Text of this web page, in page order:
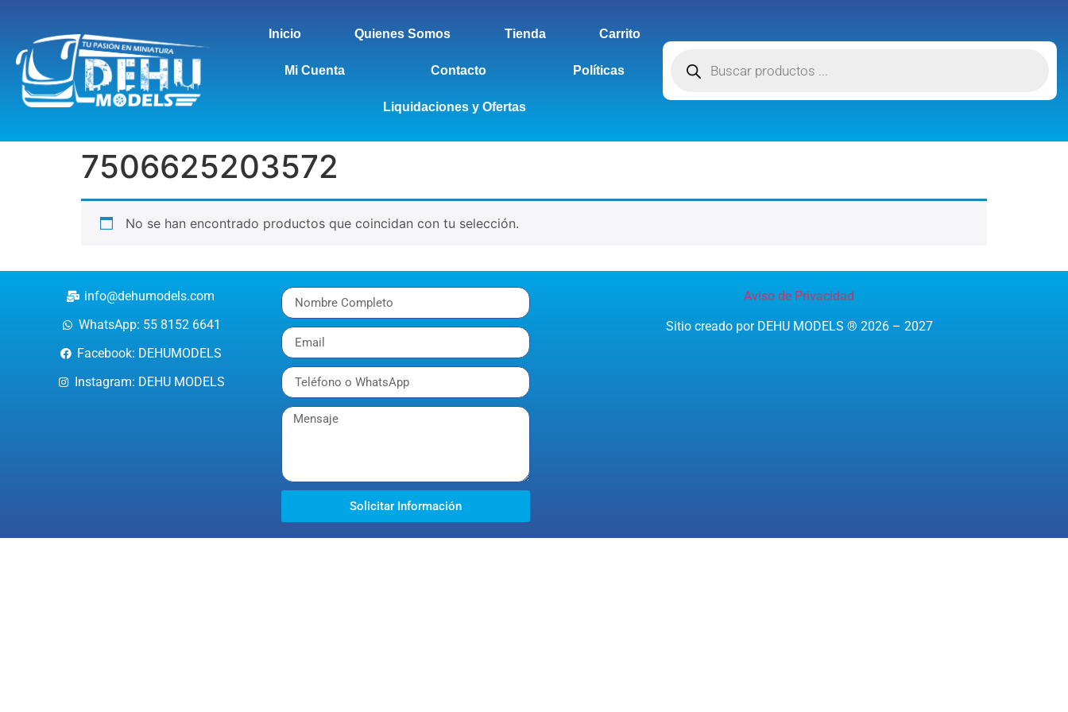
Inicio Quienes Somos Tienda Carrito
Mi Cuenta Contacto Políticas
Liquidaciones y Ofertas
7506625203572
No se han encontrado productos que coincidan con tu selección.
info@dehumodels.com
WhatsApp: 55 8152 6641
Facebook: DEHUMODELS
Instagram: DEHU MODELS
Solicitar Información
Aviso de Privacidad
Sitio creado por DEHU MODELS ® 2026 – 2027